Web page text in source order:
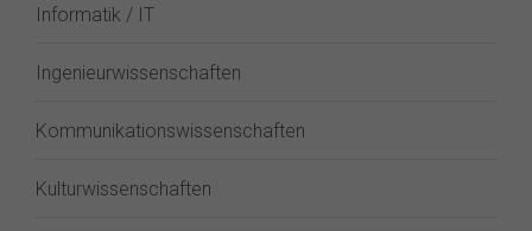
Informatik / IT
Ingenieurwissenschaften
Kommunikationswissenschaften
Kulturwissenschaften